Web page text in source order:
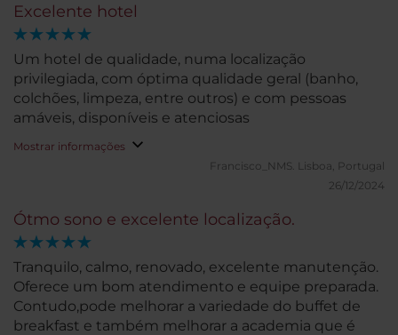
Excelente hotel
Um hotel de qualidade, numa localização
privilegiada, com óptima qualidade geral (banho,
colchões, limpeza, entre outros) e com pessoas
amáveis, disponíveis e atenciosas
Mostrar informações
Francisco_NMS.
Lisboa, Portugal
26/12/2024
Ótmo sono e excelente localização.
Tranquilo, calmo, renovado, excelente manutenção.
Oferece um bom atendimento e equipe preparada.
Contudo,pode melhorar a variedade do buffet de
breakfast e também melhorar a academia que é